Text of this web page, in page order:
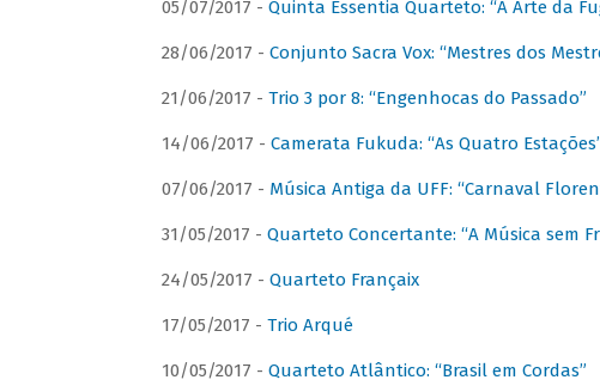
05/07/2017 - Quinta Essentia Quarteto: “A Arte da
28/06/2017 - Conjunto Sacra Vox: “Mestres dos
21/06/2017 - Trio 3 por 8: “Engenhocas do Passado”
14/06/2017 - Camerata Fukuda: “As Quatro
07/06/2017 - Música Antiga da UFF: “Carnaval
31/05/2017 - Quarteto Concertante: “A Música sem
24/05/2017 - Quarteto Françaix
17/05/2017 - Trio Arqué
10/05/2017 - Quarteto Atlântico: “Brasil em Cordas”